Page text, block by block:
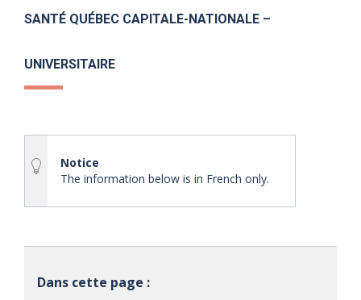
SANTÉ QUÉBEC CAPITALE-NATIONALE –
UNIVERSITAIRE
Notice
The information below is in French only.
Dans cette page :